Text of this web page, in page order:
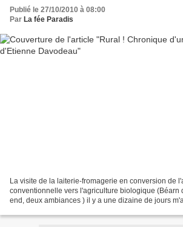
Publié le 27/10/2010 à 08:00
Par La fée Paradis
La visite de la laiterie-fromagerie en conversion de
conventionnelle vers l'agriculture biologique (Béarn
end, deux ambiances ) il y a une dizaine de jours